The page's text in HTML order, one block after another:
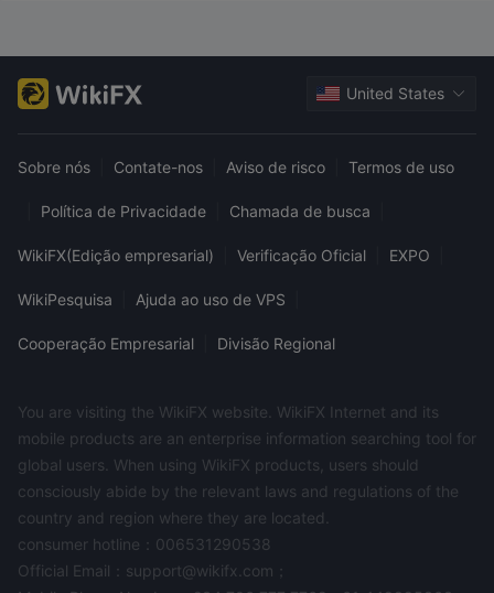
United States
Sobre nós Contate-nos Aviso de risco Termos de uso
Política de Privacidade Chamada de busca
WikiFX(Edição empresarial) Verificação Oficial EXPO
WikiPesquisa Ajuda ao uso de VPS
Cooperação Empresarial Divisão Regional
You are visiting the WikiFX website. WikiFX Internet and its
mobile products are an enterprise information searching tool for
global users. When using WikiFX products, users should
consciously abide by the relevant laws and regulations of the
country and region where they are located.
consumer hotline：006531290538
Official Email：support@wikifx.com；